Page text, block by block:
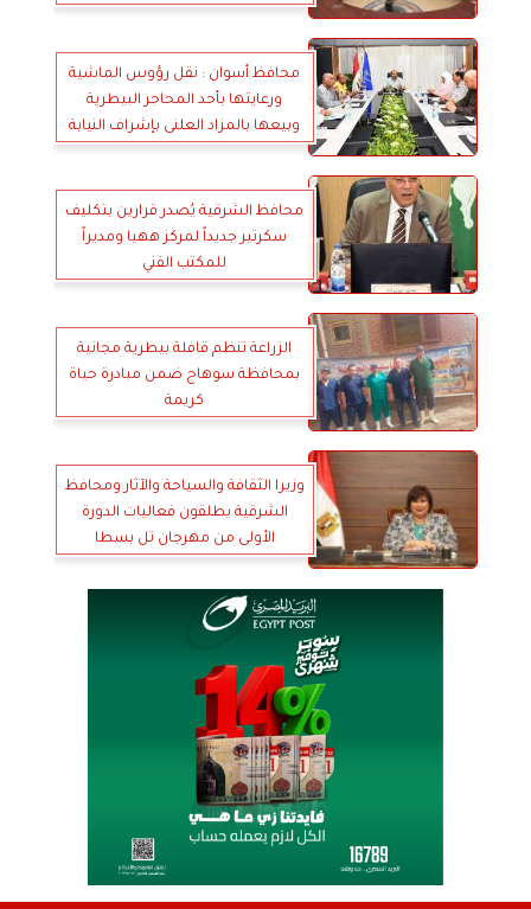
محافظ أسوان : نقل رؤوس الماشية
ورعايتها بأحد المحاجر البيطرية
وبيعها بالمزاد العلنى بإشراف النيابة
محافظ الشرقية يُصدر قرارين بتكليف
سكرتير جديداً لمركز ههيا ومديراً
للمكتب الفني
الزراعة تنظم قافلة بيطرية مجانية
بمحافظة سوهاج ضمن مبادرة حياة
كريمة
وزيرا الثقافة والسياحة والآثار ومحافظ
الشرقية يطلقون فعاليات الدورة
الأولى من مهرجان تل بسطا